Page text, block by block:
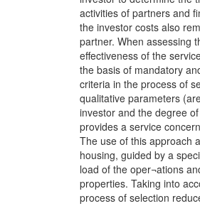
activities of partners and
the investor costs also
partner. When assessing
effectiveness of the
the basis of mandatory
criteria in the process of
qualitative parameters
investor and the degree
provides a service
The use of this approach
housing, guided by a
load of the oper¬ations
properties. Taking into
process of selection